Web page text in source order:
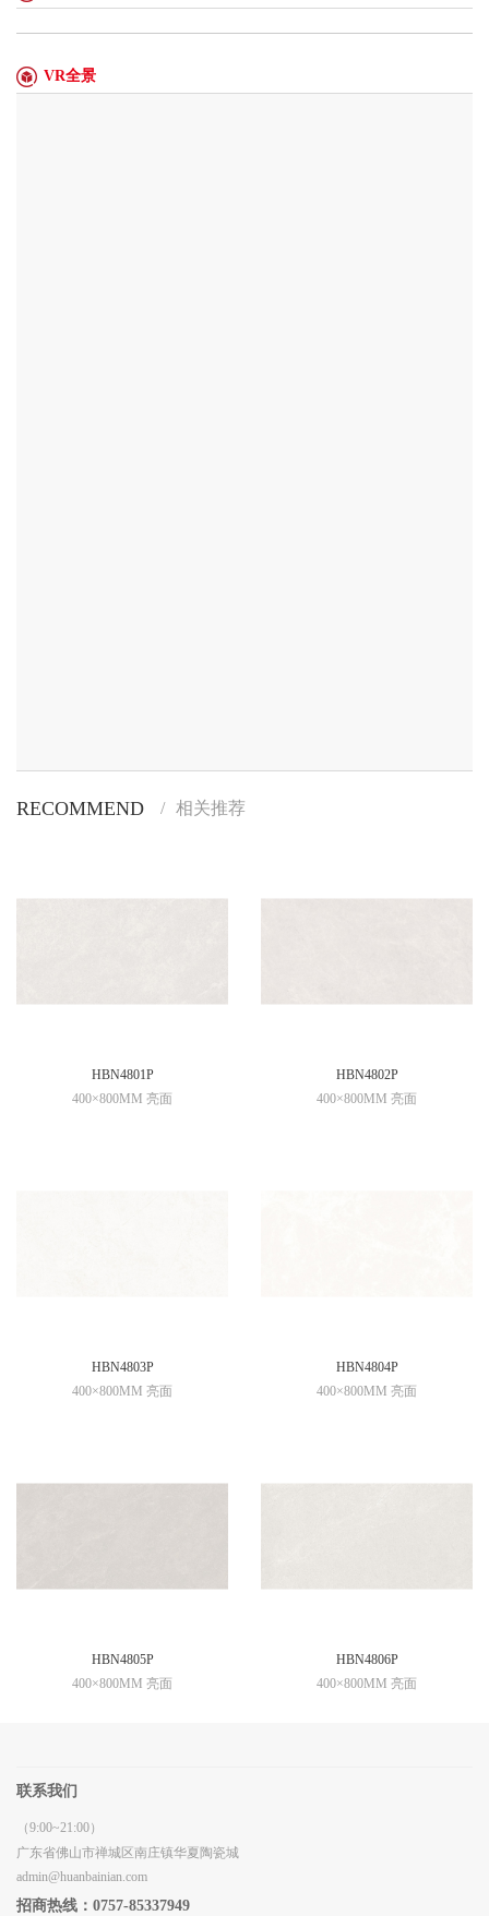
VR全景
RECOMMEND / 相关推荐
HBN4801P
400×800MM 亮面
HBN4802P
400×800MM 亮面
HBN4803P
400×800MM 亮面
HBN4804P
400×800MM 亮面
HBN4805P
400×800MM 亮面
HBN4806P
400×800MM 亮面
联系我们
（9:00~21:00）
广东省佛山市禅城区南庄镇华夏陶瓷城
admin@huanbainian.com
招商热线：0757-85337949